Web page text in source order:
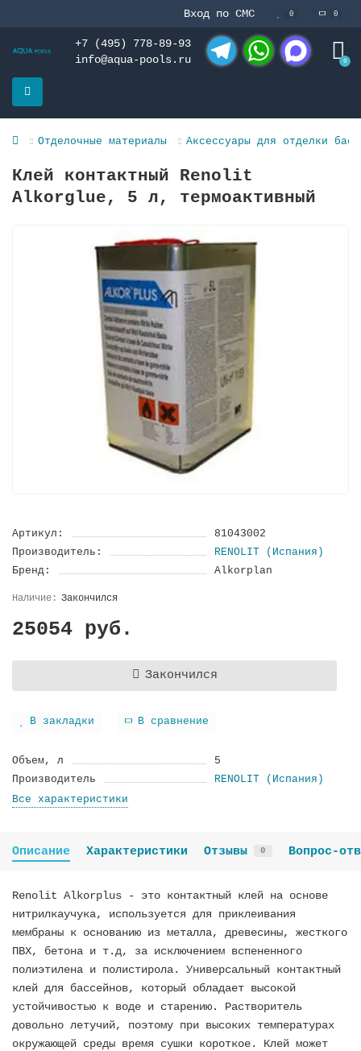
Вход по СМС 0 0
+7 (495) 778-89-93
info@aqua-pools.ru
0
Отделочные материалы Аксессуары для отделки
Клей контактный Renolit
Alkorglue, 5 л, термоактивный
Артикул:
81043002
Производитель:
RENOLIT (Испания)
Бренд:
Alkorplan
Закончился
25054 руб.
Закончился
В закладки В сравнение
Объем, л
5
Производитель
RENOLIT (Испания)
Все характеристики
Описание Характеристики Отзывы 0 Вопрос-
Renolit Alkorplus - это контактный клей на основе
нитрилкаучука, используется для приклеивания
мембраны к основанию из металла, древесины, жесткого
ПВХ, бетона и т.д, за исключением вспененного
полиэтилена и полистирола. Универсальный контактный
клей для бассейнов, который обладает высокой
устойчивостью к воде и старению. Растворитель
довольно летучий, поэтому при высоких температурах
окружающей среды время сушки короткое. Клей может